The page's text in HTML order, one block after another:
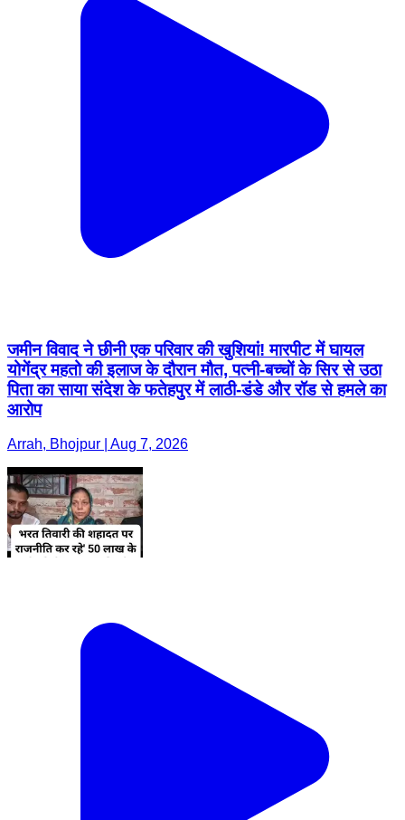
जमीन विवाद ने छीनी एक परिवार की खुशियां! मारपीट में घायल
योगेंद्र महतो की इलाज के दौरान मौत, पत्नी-बच्चों के सिर से उठा
पिता का साया संदेश के फतेहपुर में लाठी-डंडे और रॉड से हमले का
आरोप
Arrah, Bhojpur | Aug 7, 2026